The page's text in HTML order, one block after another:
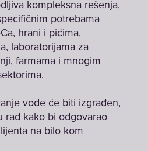
kompleksna rešenja,
potrebama
hrani i pićima,
laboratorijama za
farmama i mnogim
vode će biti izgrađen,
rad kako bi odgovarao
na bilo kom